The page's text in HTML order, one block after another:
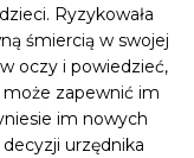
Ryzykowała
śmiercią w swojej
oczy i powiedzieć,
zapewnić im
im nowych
urzędnika